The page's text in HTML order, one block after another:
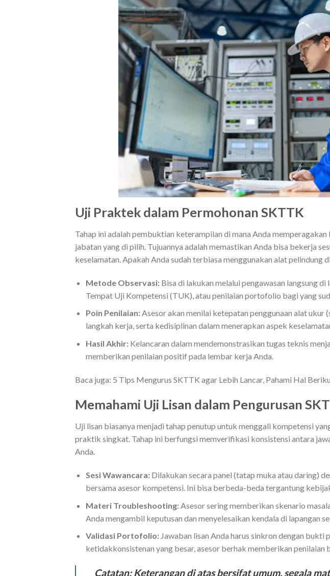
Uji Praktek dalam Permohonan SKTTK
Tahap ini adalah pembuktian keterampilan di mana Anda memperagakan
jabatan yang di pilih. Tujuannya adalah memastikan Anda bisa bekerja
keselamatan. Apakah Anda sudah terbiasa menggunakan alat pelindung
Metode Observasi:Bisa di lakukan melalui pengawasan langsung
Tempat Uji Kompetensi (TUK), atau penilaian portofolio bagi yang
Poin Penilaian:Asesor akan menilai ketepatan penggunaan alat ukur
langkah kerja, serta kedisiplinan dalam menerapkan aspek
Hasil Akhir:Kelancaran dalam mendemonstrasikan tugas teknis
memberikan penilaian positif pada lembar kerja Anda.
Baca juga: 5 Tips Mengurus SKTTK agar Lebih Lancar, Pahami Hal
Memahami Uji Lisan dalam Pengurusan
Uji lisan biasanya menjadi tahap penutup untuk menggali kompetensi
praktik singkat. Tahap ini berfungsi memverifikasi konsistensi antara
Anda.
Sesi Wawancara:Dilakukan secara panel (tatap muka atau daring)
bersama asesor kompetensi. Ini bisa berbeda-beda tergantung
Materi Troubleshooting:Asesor sering memberikan skenario
Anda mengambil keputusan dan menyelesaikan kendala di lapangan
Validasi Portofolio:Jawaban lisan Anda harus sinkron dengan bukti
ketidakkonsistenan yang besar, asesor berhak memberikan penilaian
Catatan:Keterangan di atas bersifat umum, segala